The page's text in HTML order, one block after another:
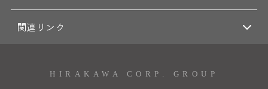
関連リンク
HIRAKAWA CORP. GROUP